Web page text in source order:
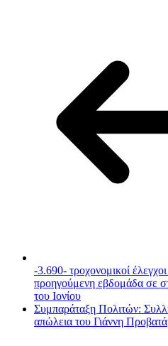
-3.690- τροχονομικοί
προηγούμενη εβδομάδα σε
του Ιονίου
Συμπαράταξη Πολιτών:
απώλεια του Γιάννη Προβατά